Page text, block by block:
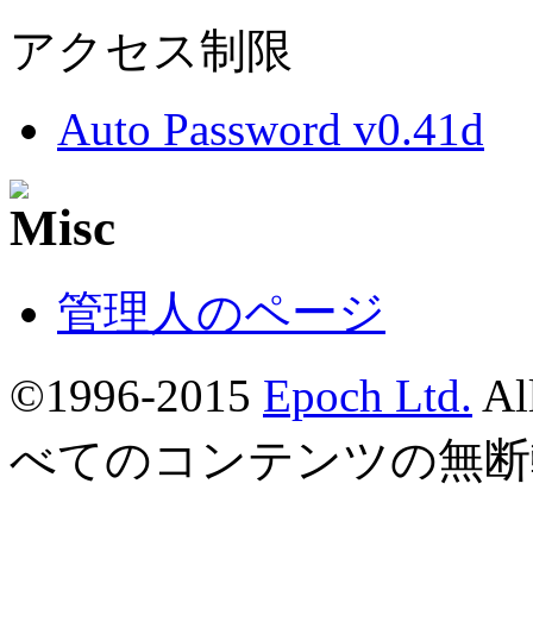
アクセス制限
Auto Password v0.41d
管理人のページ
©1996-2015 Epoch Ltd.
べてのコンテンツの無